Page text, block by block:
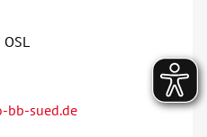
bb-sued.de